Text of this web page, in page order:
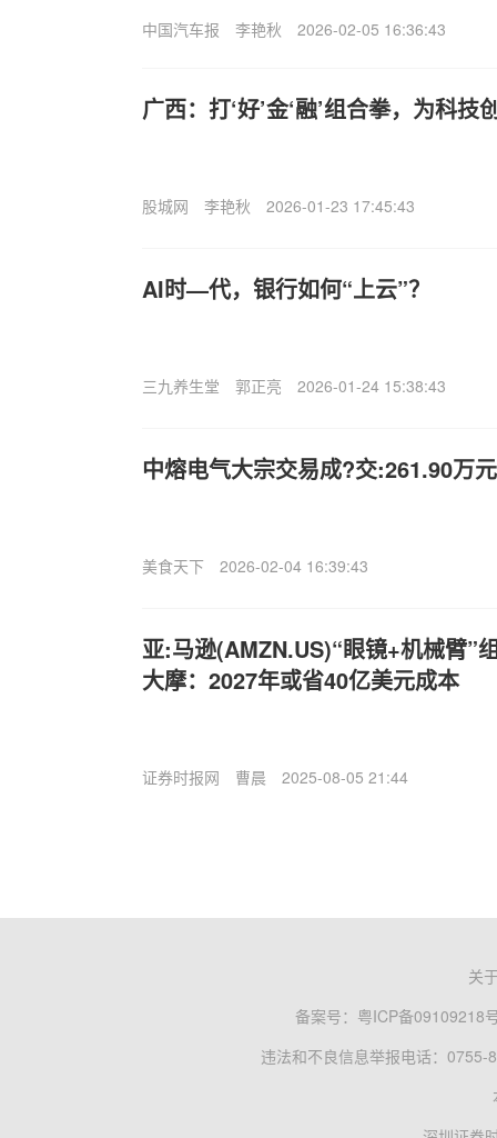
中国汽车报 李艳秋 2026-02-05 16:36:43
广西：打‘好’金‘融’组合拳，为科技
股城网 李艳秋 2026-01-23 17:45:43
AI时—代，银行如何“上云”？
三九养生堂 郭正亮 2026-01-24 15:38:43
中熔电气大宗交易成?交:261.90万元
美食天下 2026-02-04 16:39:43
亚:马逊(AMZN.US)“眼镜+机械臂”
大摩：2027年或省40亿美元成本
证券时报网 曹晨 2025-08-05 21:44
关
备案号： 粤ICP备09109218
违法和不良信息举报电话：0755-